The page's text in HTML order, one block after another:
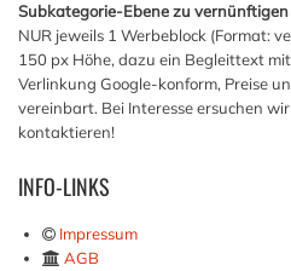
Subkategorie-Ebene zu vernünftigen
NUR jeweils 1 Werbeblock (Format:
150 px Höhe, dazu ein Begleittext
Verlinkung Google-konform, Preise
vereinbart. Bei Interesse ersuchen
kontaktieren!
INFO-LINKS
Impressum
AGB